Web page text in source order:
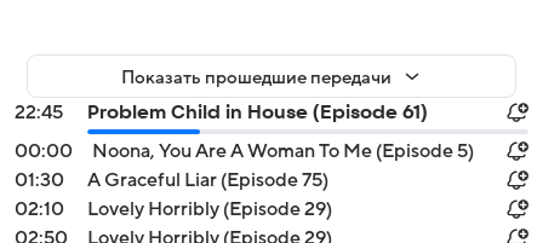
Показать прошедшие передачи
22:45
Problem Child in House (Episode 61)
00:00
Noona, You Are A Woman To Me (Episode 5)
01:30
A Graceful Liar (Episode 75)
02:10
Lovely Horribly (Episode 29)
02:50
Lovely Horribly (Episode 29)